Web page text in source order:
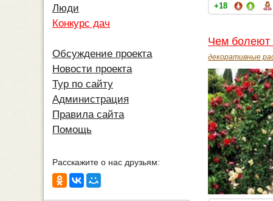
+18
Чем
декоративные
Люди
Конкурс дач
Обсуждение проекта
Новости проекта
Тур по сайту
Администрация
Правила сайта
Помощь
Расскажите о нас друзьям: